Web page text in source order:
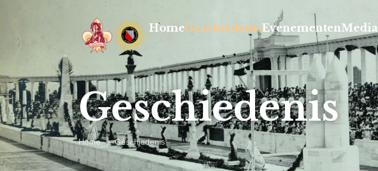
HomeGeschiedenisEvenementenMedia
Geschiedenis
Home Geschiedenis